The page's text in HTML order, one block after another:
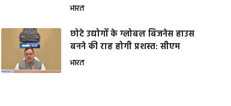
भारत
छोटे उद्योगों के ग्लोबल बिजनेस हाउस
बनने की राह होगी प्रशस्त: सीएम
भारत